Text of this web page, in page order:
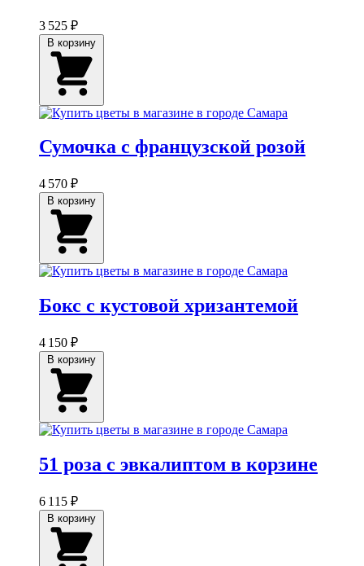
3 525 ₽
Сумочка с французской розой
4 570 ₽
Бокс с кустовой хризантемой
4 150 ₽
51 роза с эвкалиптом в корзине
6 115 ₽